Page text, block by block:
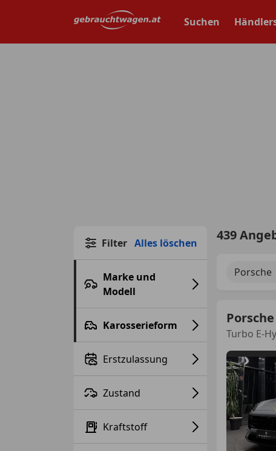
Suchen
Filter Alles löschen
Marke und
Modell
Karosserieform
Erstzulassung
Zustand
Kraftstoff
439
Porsche
Turbo E-